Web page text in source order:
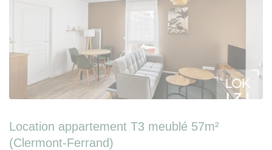
Location appartement T3 meublé 57m²
(Clermont-Ferrand)